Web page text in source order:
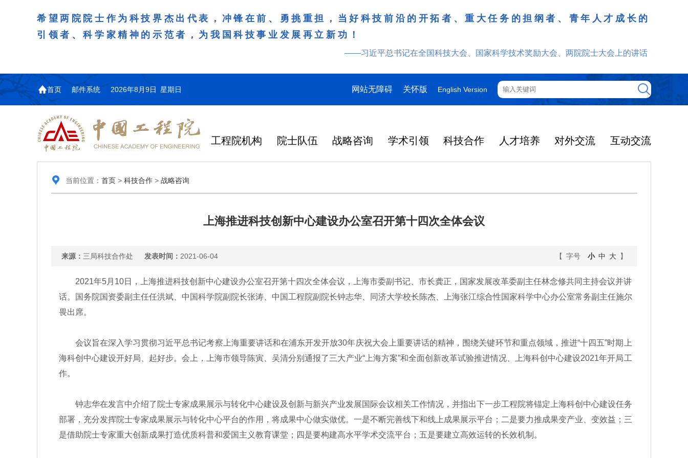
希望两院院士作为科技界杰出代表，冲锋在前、勇挑重担，当好科技前沿的开拓者、重大任务的担纲者、青年人才成长的
引领者、科学家精神的示范者，为我国科技事业发展再立新功！
——习近平总书记在全国科技大会、国家科学技术奖励大会、两院院士大会上的讲话
首页 邮件系统 2026年8月9日 星期日 网站无障碍 关怀版 English Version
工程院机构 院士队伍 战略咨询 学术引领 科技合作 人才培养 对外交流 互动交流
当前位置： 首页> 科技合作> 战略咨询
上海推进科技创新中心建设办公室召开第十四次全体会议
来源： 三局科技合作处 发表时间： 2021-06-04 【 字号 小 中 大】
2021年5月10日，上海推进科技创新中心建设办公室召开第十四次全体会议，上海市委副书记、市长龚正，国家发展改革委副主任林念修共同主持会议并讲
话。国务院国资委副主任任洪斌、中国科学院副院长张涛、中国工程院副院长钟志华、同济大学校长陈杰、上海张江综合性国家科学中心办公室常务副主任施尔
畏出席。
会议旨在深入学习贯彻习近平总书记考察上海重要讲话和在浦东开发开放30年庆祝大会上重要讲话的精神，围绕关键环节和重点领域，推进“十四五”时期上
海科创中心建设开好局、起好步。会上，上海市领导陈寅、吴清分别通报了三大产业“上海方案”和全面创新改革试验推进情况、上海科创中心建设2021年开局工
作。
钟志华在发言中介绍了院士专家成果展示与转化中心建设及创新与新兴产业发展国际会议相关工作情况，并指出下一步工程院将锚定上海科创中心建设任务
部署，充分发挥院士专家成果展示与转化中心平台的作用，将成果中心做实做优。一是不断完善线下和线上成果展示平台；二是要力推成果变产业、变效益；三
是借助院士专家重大创新成果打造优质科普和爱国主义教育课堂；四是要构建高水平学术交流平台；五是要建立高效运转的长效机制。